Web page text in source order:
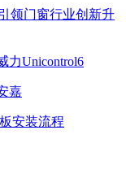
领门窗行业创新升
力Unicontrol6
嘉
安装流程